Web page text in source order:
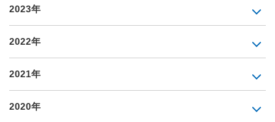
2023年
2022年
2021年
2020年